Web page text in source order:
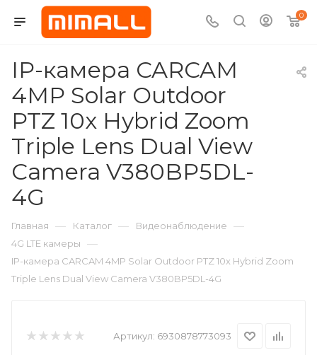
0
IP-камера CARCAM
4MP Solar Outdoor
PTZ 10x Hybrid Zoom
Triple Lens Dual View
Camera V380BP5DL-
4G
Главная — Каталог — Видеонаблюдение —
4G LTE камеры —
IP-камера CARCAM 4MP Solar Outdoor PTZ 10x Hybrid Zoom
Triple Lens Dual View Camera V380BP5DL-4G
Артикул: 6930878773093